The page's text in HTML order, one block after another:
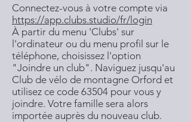
Connectez-vous à votre compte via
https://app.clubs.studio/fr/login
À partir du menu 'Clubs' sur
l'ordinateur ou du menu profil sur le
téléphone, choisissez l'option
"Joindre un club". Naviguez jusqu'au
Club de vélo de montagne Orford et
utilisez ce code 63504 pour vous y
joindre. Votre famille sera alors
importée auprès du nouveau club.